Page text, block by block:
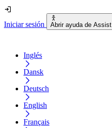
Iniciar sesión Abrir ayuda de Assist
Inglés
Dansk
Deutsch
English
Français